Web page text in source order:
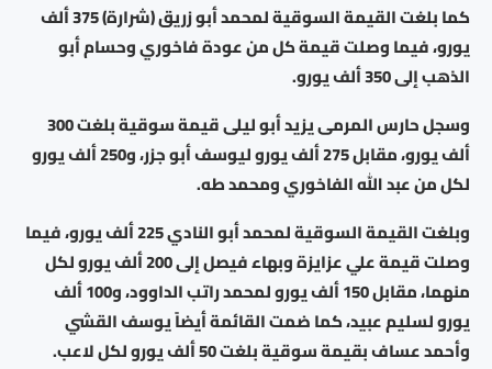
كما بلغت القيمة السوقية لمحمد أبو زريق (شرارة) 375 ألف
يورو، فيما وصلت قيمة كل من عودة فاخوري وحسام أبو
الذهب إلى 350 ألف يورو.
وسجل حارس المرمى يزيد أبو ليلى قيمة سوقية بلغت 300
ألف يورو، مقابل 275 ألف يورو ليوسف أبو جزر، و250 ألف يورو
لكل من عبد الله الفاخوري ومحمد طه.
وبلغت القيمة السوقية لمحمد أبو النادي 225 ألف يورو، فيما
وصلت قيمة علي عزايزة وبهاء فيصل إلى 200 ألف يورو لكل
منهما، مقابل 150 ألف يورو لمحمد راتب الداوود، و100 ألف
يورو لسليم عبيد، كما ضمت القائمة أيضاً يوسف القشي
وأحمد عساف بقيمة سوقية بلغت 50 ألف يورو لكل لاعب.